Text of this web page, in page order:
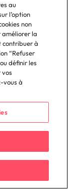
au
l’option
non
améliorer la
contribuer à
“Refuser
définir les
vos
vous à